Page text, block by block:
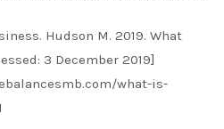
Hudson M. 2019. What
3 December 2019]
what-is-